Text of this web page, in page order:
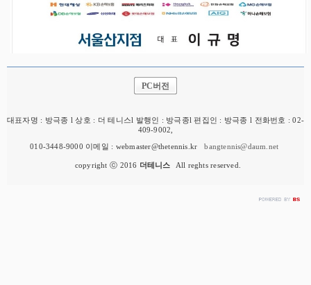
PC버전
대표자명 : 방극종 l 상호 : 더 테니스l 발행인 : 방극종l 편집인 : 방극종 l 전화번호 : 02-
409-9002,
010-3448-9000 이메일 : webmaster@thetennis.krbangtennis@daum.net
copyright ⓒ 2016 더테니스 All reghts reserved.